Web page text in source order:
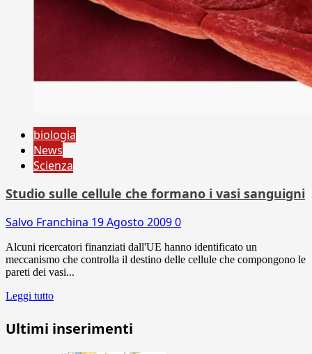
biologia
News
Scienza
Studio sulle cellule che formano i vasi sanguigni
Salvo Franchina 19 Agosto 20090
Alcuni ricercatori finanziati dall'UE hanno identificato un
meccanismo che controlla il destino delle cellule che compongono le
pareti dei vasi...
Leggi tutto
Ultimi inserimenti